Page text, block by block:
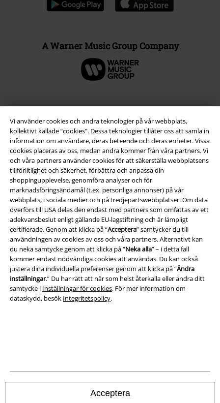
Vi använder cookies och andra teknologier på vår webbplats,
kollektivt kallade “cookies". Dessa teknologier tillåter oss att samla in
information om användare, deras beteende och deras enheter. Vissa
cookies placeras av oss, medan andra kommer från våra partners. Vi
och våra partners använder cookies för att säkerställa webbplatsens
tillförlitlighet och säkerhet, förbättra och anpassa din
shoppingupplevelse, genomföra analyser och för
marknadsföringsändamål (t.ex. personliga annonser) på vår
webbplats, i sociala medier och på tredjepartswebbplatser. Om data
överförs till USA delas den endast med partners som omfattas av ett
adekvansbeslut enligt gällande EU-lagstiftning och är lämpligt
certifierade. Genom att klicka på “Acceptera” samtycker du till
användningen av cookies av oss och våra partners. Alternativt kan
du neka samtycke genom att klicka på “Neka alla” – i detta fall
kommer endast nödvändiga cookies att användas. Du kan också
justera dina individuella preferenser genom att klicka på “Ändra
inställningar.” Du har rätt att när som helst återkalla eller ändra ditt
samtycke i Inställningar för cookies. För mer information om
dataskydd, besök Integritetspolicy.
Acceptera
A Warner Music Group Company
Juridisk information/Villkor
Villkor
Om oss
Ladda ner villkoren
Avfallshantering och miljöskydd
Försäkran om överensstämmelse
Alla priser inkl. moms.Fraktkostnad tillkommer.
© 1986-2026 E.M.P. Merchandising HGmbH